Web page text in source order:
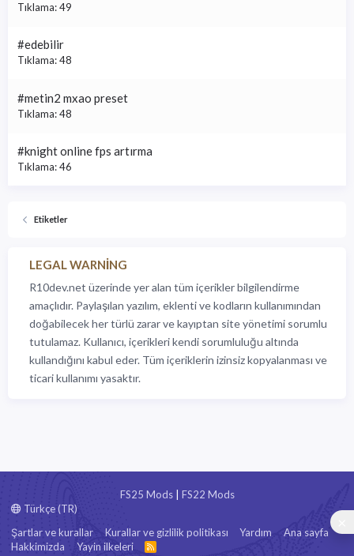
Tıklama: 49
#edebilir
Tıklama: 48
#metin2 mxao preset
Tıklama: 48
#knight online fps artırma
Tıklama: 46
Etiketler
LEGAL WARNING
R10dev.net üzerinde yer alan tüm içerikler bilgilendirme
amaçlıdır. Paylaşılan yazılım, eklenti ve kodların kullanımından
doğabilecek her türlü zarar ve kayıptan site yönetimi sorumlu
tutulamaz. Kullanıcı, içerikleri kendi sorumluluğu altında
kullandığını kabul eder. Tüm içeriklerin izinsiz kopyalanması ve
ticari kullanımı yasaktır.
FS25 Mods| FS22 Mods
Türkçe (TR)
Şartlar ve kurallar
Kurallar ve gizlilik politikası Yardım
Ana sayfa
Hakkimizda
Yayin ilkeleri
R